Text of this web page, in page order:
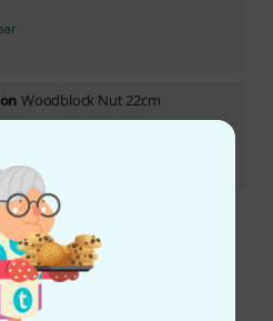
Woodblock Nut 22cm
Versand ab 29 €
inkl. MwSt.